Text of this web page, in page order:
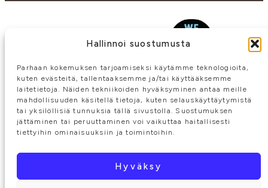
Hallinnoi suostumusta
Parhaan kokemuksen tarjoamiseksi käytämme teknologioita,
kuten evästeitä, tallentaaksemme ja/tai käyttääksemme
laitetietoja. Näiden tekniikoiden hyväksyminen antaa meille
mahdollisuuden käsitellä tietoja, kuten selauskäyttäytymistä
tai yksilöllisiä tunnuksia tällä sivustolla. Suostumuksen
jättäminen tai peruuttaminen voi vaikuttaa haitallisesti
tiettyihin ominaisuuksiin ja toimintoihin.
Hyväksy